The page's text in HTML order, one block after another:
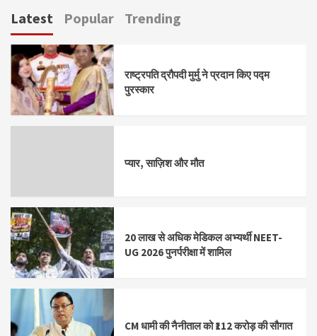
Latest Popular Trending
राष्ट्रपति द्रौपदी मुर्मु ने प्रदान किए पद्म
पुरस्कार
प्यार, साज़िश और मौत
20 लाख से अधिक मेडिकल अभ्यर्थी NEET-
UG 2026 पुनर्परीक्षा में शामिल
CM धामी की नैनीताल को ₹112 करोड़ की सौगात